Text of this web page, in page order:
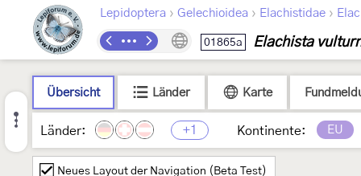
Lepidoptera › Gelechioidea › Elachistidae ›
01865a Elachista
Übersicht Länder Karte
Länder: +1 Kontinente: EU
Neues Layout der Navigation (Beta Test)